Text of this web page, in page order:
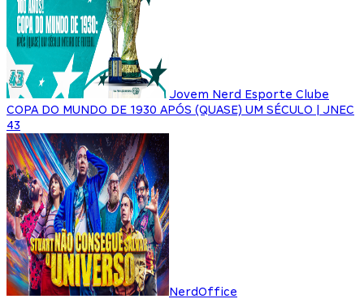
Jovem Nerd Esporte Clube
COPA DO MUNDO DE 1930 APÓS (QUASE) UM SÉCULO | JNEC
43
NerdOffice